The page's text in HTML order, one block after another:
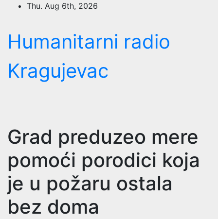
Thu. Aug 6th, 2026
Humanitarni radio
Kragujevac
Grad preduzeo mere
pomoći porodici koja
je u požaru ostala
bez doma